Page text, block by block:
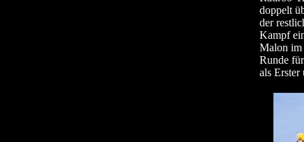
doppelt
der
Kampf
Malon im
Runde
als Erster